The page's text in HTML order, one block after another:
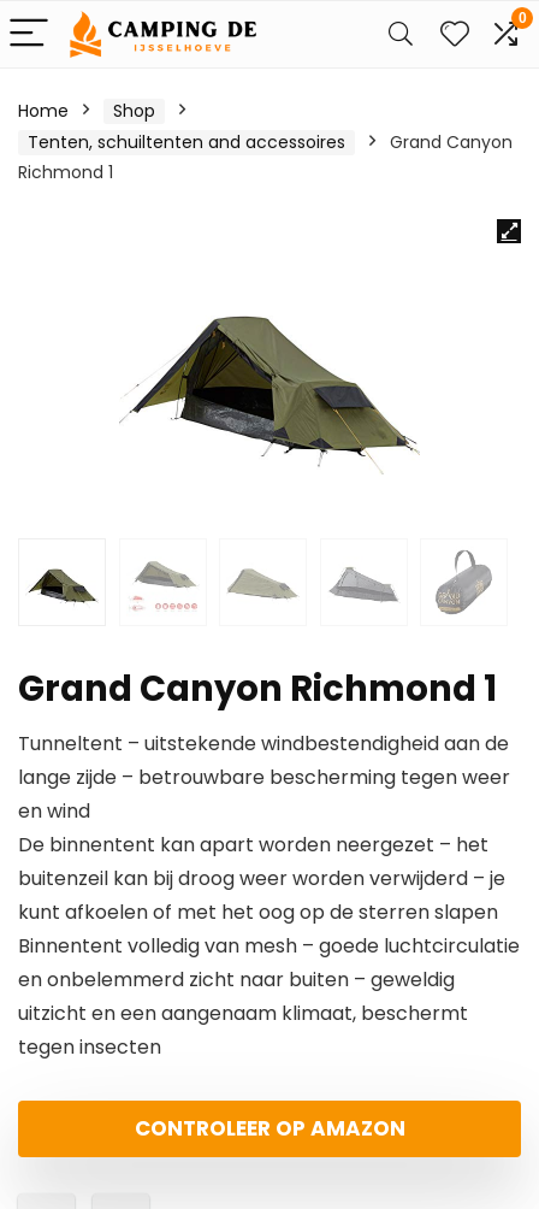
0
Home
Shop
Tenten, schuiltenten and accessoires
Grand Canyon
Richmond 1
Grand Canyon Richmond 1
Tunneltent – uitstekende windbestendigheid aan de
lange zijde – betrouwbare bescherming tegen weer
en wind
De binnentent kan apart worden neergezet – het
buitenzeil kan bij droog weer worden verwijderd – je
kunt afkoelen of met het oog op de sterren slapen
Binnentent volledig van mesh – goede luchtcirculatie
en onbelemmerd zicht naar buiten – geweldig
uitzicht en een aangenaam klimaat, beschermt
tegen insecten
CONTROLEER OP AMAZON